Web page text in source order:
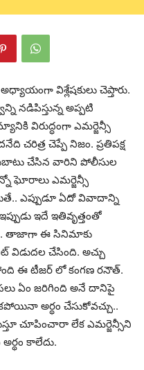
విశ్లేషకులు చెప్తారు.
నడిపిస్తున్న అప్పటి
విరుద్ధంగా ఎమర్జెన్సీ
చరిత్ర చెప్పే నిజం. ప్రతిపక్ష
చేసిన వారిని పోలీసుల
ఘోరాలు ఎమర్జెన్సీ
ఎప్పుడూ ఏదో వివాదాన్ని
ఇదే ఇతివృత్తంతో
తాజాగా ఈ సినిమాకు
చేసింది. అచ్చు
ఈ టీజర్ లో కంగణ రనౌత్.
ఏం జరిగింది అనే దానిపై
అర్థం చేసుకోవచ్చు..
చూపించారా లేక ఎమర్జెన్సీని
కాలేదు.